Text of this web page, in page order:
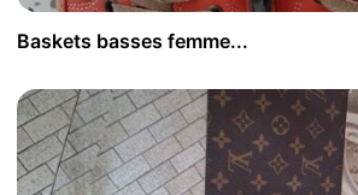
Baskets basses femme...